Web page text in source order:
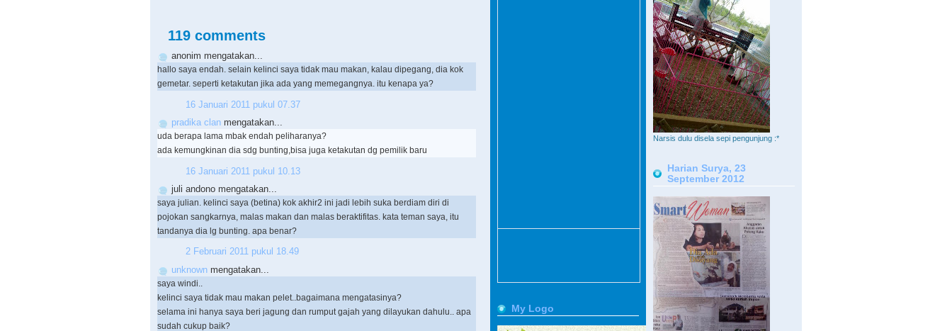
119 comments
anonim mengatakan...
hallo saya endah. selain kelinci saya tidak mau makan, kalau dipegang, dia kok
gemetar. seperti ketakutan jika ada yang memegangnya. itu kenapa ya?
16 Januari 2011 pukul 07.37
pradika clan mengatakan...
uda berapa lama mbak endah peliharanya?
ada kemungkinan dia sdg bunting,bisa juga ketakutan dg pemilik baru
16 Januari 2011 pukul 10.13
juli andono mengatakan...
saya julian. kelinci saya (betina) kok akhir2 ini jadi lebih suka berdiam diri di
pojokan sangkarnya, malas makan dan malas beraktifitas. kata teman saya, itu
tandanya dia lg bunting. apa benar?
2 Februari 2011 pukul 18.49
unknown mengatakan...
saya windi..
kelinci saya tidak mau makan pelet..bagaimana mengatasinya?
selama ini hanya saya beri jagung dan rumput gajah yang dilayukan dahulu.. apa
sudah cukup baik?
Narsis dulu disela sepi pengunjung :*
Harian Surya, 23
September 2012
My Logo